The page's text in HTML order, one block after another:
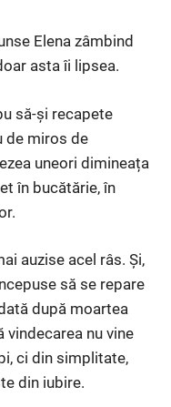
Elena zâmbind
asta îi lipsea.
să-și recapete
de miros de
uneori dimineața
în bucătărie, în
auzise acel râs. Și,
să se repare
după moartea
vindecarea nu vine
ci din simplitate,
din iubire.